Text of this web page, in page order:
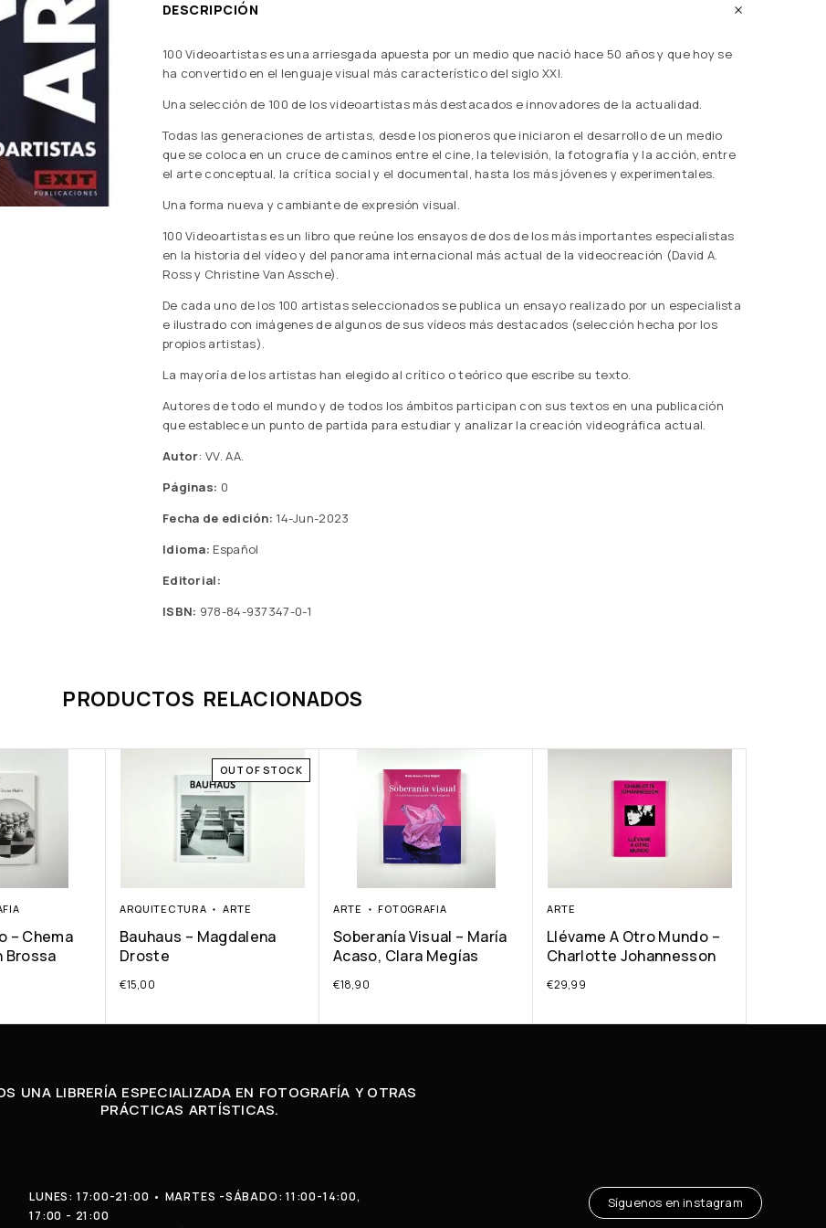
DESCRIPCIÓN
100 Videoartistas es una arriesgada apuesta por un medio que nació hace 50 años y que hoy se
ha convertido en el lenguaje visual más característico del siglo XXI.
Una selección de 100 de los videoartistas más destacados e innovadores de la actualidad.
Todas las generaciones de artistas, desde los pioneros que iniciaron el desarrollo de un medio
que se coloca en un cruce de caminos entre el cine, la televisión, la fotografía y la acción, entre
el arte conceptual, la crítica social y el documental, hasta los más jóvenes y experimentales.
Una forma nueva y cambiante de expresión visual.
100 Videoartistas es un libro que reúne los ensayos de dos de los más importantes especialistas
en la historia del vídeo y del panorama internacional más actual de la videocreación (David A.
Ross y Christine Van Assche).
De cada uno de los 100 artistas seleccionados se publica un ensayo realizado por un especialista
e ilustrado con imágenes de algunos de sus vídeos más destacados (selección hecha por los
propios artistas).
La mayoría de los artistas han elegido al crítico o teórico que escribe su texto.
Autores de todo el mundo y de todos los ámbitos participan con sus textos en una publicación
que establece un punto de partida para estudiar y analizar la creación videográfica actual.
Autor: VV. AA.
Páginas: 0
Fecha de edición: 14-Jun-2023
Idioma: Español
Editorial:
ISBN: 978-84-937347-0-1
PRODUCTOS RELACIONADOS
– Chema
Brossa
OUT OF STOCK
ARQUITECTURA ARTE
Bauhaus – Magdalena
Droste
€15,00
ARTE FOTOGRAFIA
Soberanía Visual – María
Acaso, Clara Megías
€18,90
ARTE
Llévame A Otro Mundo –
Charlotte Johannesson
€29,99
UNA LIBRERÍA ESPECIALIZADA EN FOTOGRAFÍA Y OTRAS
PRÁCTICAS ARTÍSTICAS.
LUNES: 17:00-21:00 • MARTES -SÁBADO: 11:00-14:00,
17:00 - 21:00
Síguenos en instagram